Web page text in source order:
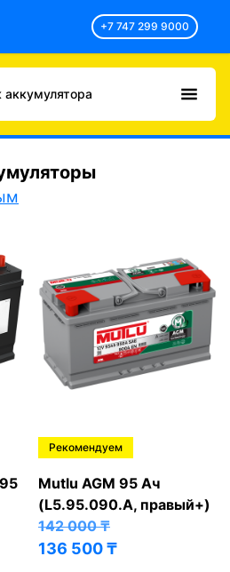
+7 747 299 9000
аккумулятора
Рекомендуем
Mutlu AGM 95 Ач
(L5.95.090.A, правый+)
142 000₸
136 500₸